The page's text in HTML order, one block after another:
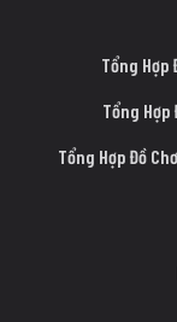
Tổng Hợp
Tổng Hợp
Tổng Hợp Đồ